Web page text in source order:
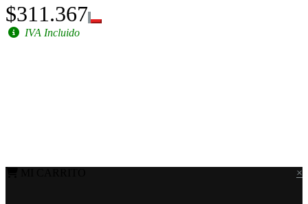
$311.367
IVA Incluido
×